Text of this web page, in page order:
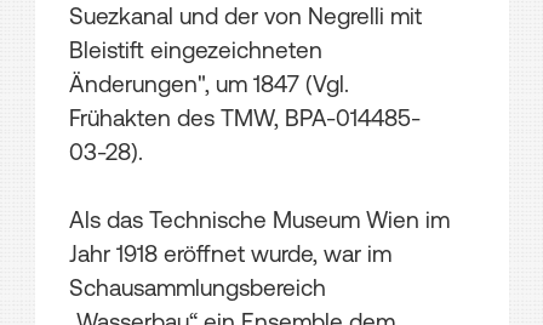
Suezkanal und der von Negrelli mit
Bleistift eingezeichneten
Änderungen", um 1847 (Vgl.
Frühakten des TMW, BPA-014485-
03-28).
Als das Technische Museum Wien im
Jahr 1918 eröffnet wurde, war im
Schausammlungsbereich